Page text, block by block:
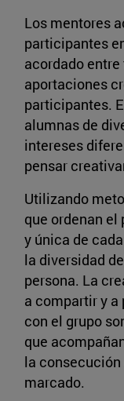
Los mentores
participantes
acordado
aportaciones
participantes.
alumnas de
intereses
pensar
Utilizando
que ordenan
y única de
la diversidad
persona. La
a compartir y a
con el grupo
que
la consecución
marcado.